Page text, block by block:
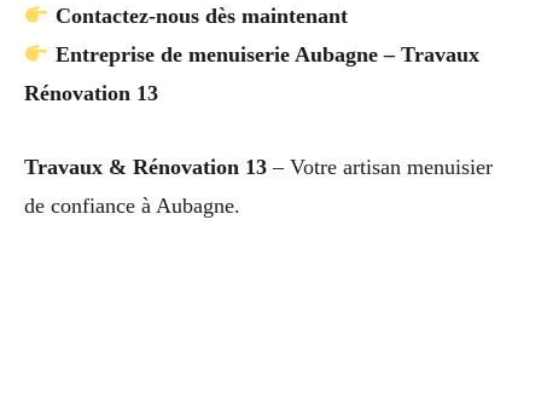
Contactez-nous dès maintenant
Entreprise de menuiserie Aubagne – Travaux
Rénovation 13
Travaux & Rénovation 13 – Votre artisan menuisier
de confiance à Aubagne.